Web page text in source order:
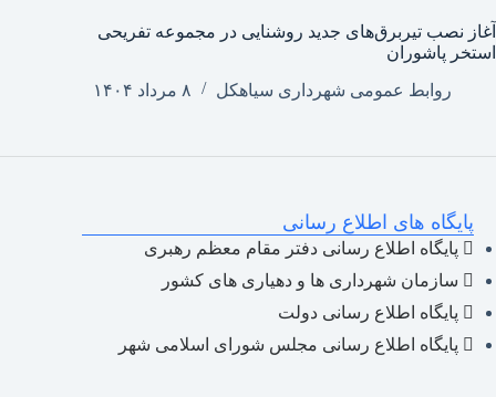
آغاز نصب تیربرق‌های جدید روشنایی در مجموعه تفریحی
استخر پاشوران
روابط عمومی شهرداری سیاهکل
۸ مرداد ۱۴۰۴
پایگاه های اطلاع رسانی
پایگاه اطلاع رسانی دفتر مقام معظم رهبری
سازمان شهرداری ها و دهیاری های کشور
پایگاه اطلاع رسانی دولت
پایگاه اطلاع رسانی مجلس شورای اسلامی شهر